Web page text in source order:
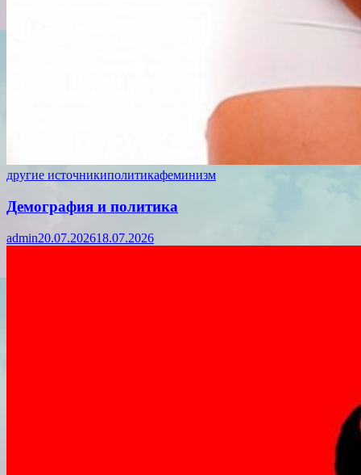
другие источникиполитикафеминизм
Демография и политика
admin20.07.202618.07.2026